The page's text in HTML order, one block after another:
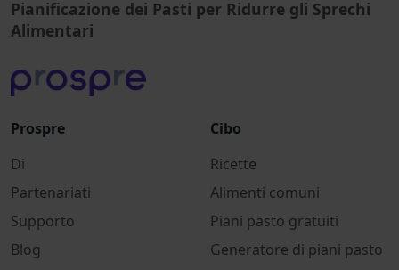
Pianificazione dei Pasti per Ridurre gli Sprechi
Alimentari
Prospre
Di
Partenariati
Supporto
Blog
Cibo
Ricette
Alimenti comuni
Piani pasto gratuiti
Generatore di piani pasto